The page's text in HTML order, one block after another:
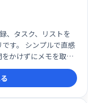
、タスク、リストを
す。 シンプルで直感
かけずにメモを取
思考の整理やタスク管